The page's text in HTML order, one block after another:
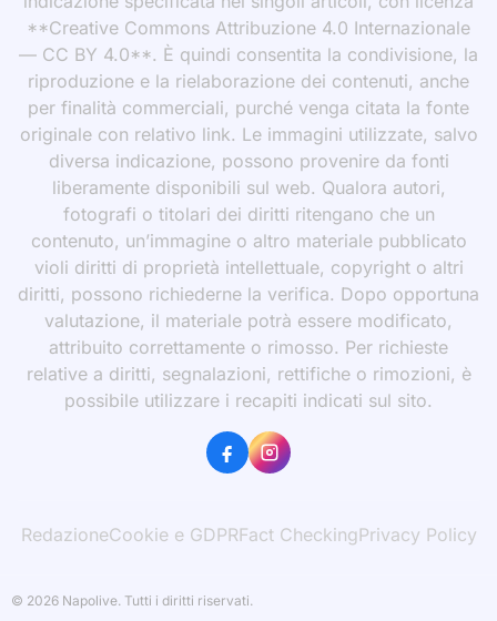
**Creative Commons Attribuzione 4.0 Internazionale
— CC BY 4.0**. È quindi consentita la condivisione, la
riproduzione e la rielaborazione dei contenuti, anche
per finalità commerciali, purché venga citata la fonte
originale con relativo link. Le immagini utilizzate, salvo
diversa indicazione, possono provenire da fonti
liberamente disponibili sul web. Qualora autori,
fotografi o titolari dei diritti ritengano che un
contenuto, un’immagine o altro materiale pubblicato
violi diritti di proprietà intellettuale, copyright o altri
diritti, possono richiederne la verifica. Dopo opportuna
valutazione, il materiale potrà essere modificato,
attribuito correttamente o rimosso. Per richieste
relative a diritti, segnalazioni, rettifiche o rimozioni, è
possibile utilizzare i recapiti indicati sul sito.
RedazioneCookie e GDPRFact CheckingPrivacy Policy
© 2026 Napolive. Tutti i diritti riservati.